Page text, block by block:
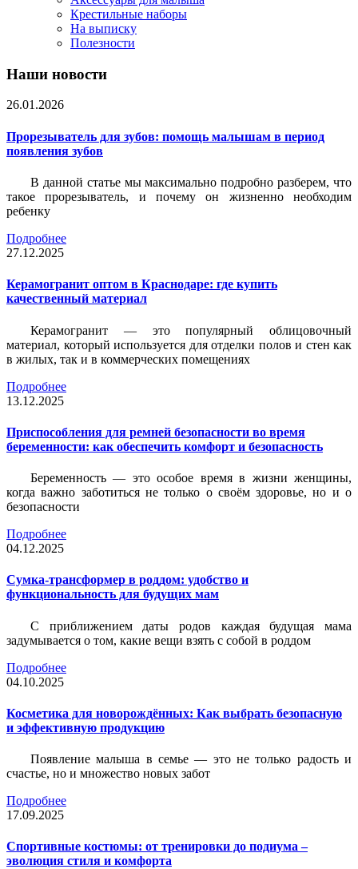
Крестильные наборы
На выписку
Полезности
Наши новости
26.01.2026
Прорезыватель для зубов: помощь малышам в период
появления зубов
В данной статье мы максимально подробно разберем, что
такое прорезыватель, и почему он жизненно необходим
ребенку
Подробнее
27.12.2025
Керамогранит оптом в Краснодаре: где купить
качественный материал
Керамогранит — это популярный облицовочный
материал, который используется для отделки полов и стен как
в жилых, так и в коммерческих помещениях
Подробнее
13.12.2025
Приспособления для ремней безопасности во время
беременности: как обеспечить комфорт и безопасность
Беременность — это особое время в жизни женщины,
когда важно заботиться не только о своём здоровье, но и о
безопасности
Подробнее
04.12.2025
Сумка-трансформер в роддом: удобство и
функциональность для будущих мам
С приближением даты родов каждая будущая мама
задумывается о том, какие вещи взять с собой в роддом
Подробнее
04.10.2025
Косметика для новорождённых: Как выбрать безопасную
и эффективную продукцию
Появление малыша в семье — это не только радость и
счастье, но и множество новых забот
Подробнее
17.09.2025
Спортивные костюмы: от тренировки до подиума –
эволюция стиля и комфорта